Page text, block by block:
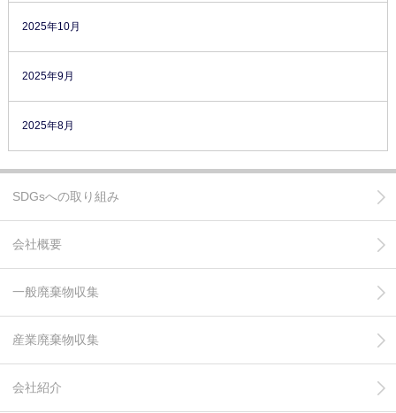
2025年10月
2025年9月
2025年8月
SDGsへの取り組み
会社概要
一般廃棄物収集
産業廃棄物収集
会社紹介